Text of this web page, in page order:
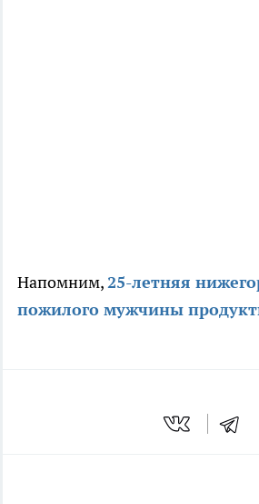
Напомним,25-летняя
пожилого мужчины